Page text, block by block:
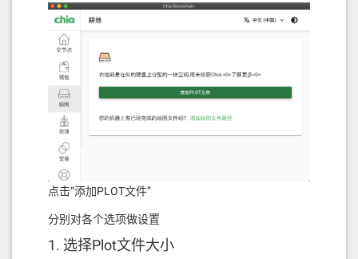
点击“添加PLOT文件”
分别对各个选项做设置
1. 选择Plot文件大小